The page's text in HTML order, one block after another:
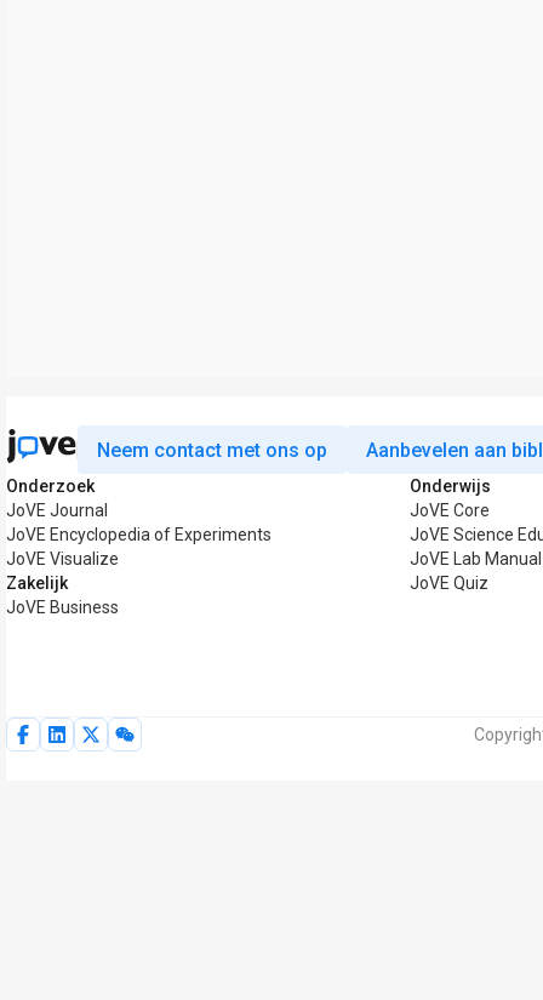
Neem contact met ons op Aanbevelen aan
Onderzoek
JoVE Journal
JoVE Encyclopedia of Experiments
JoVE Visualize
Zakelijk
JoVE Business
Onderwijs
JoVE Core
JoVE Science
JoVE Lab Manual
JoVE Quiz